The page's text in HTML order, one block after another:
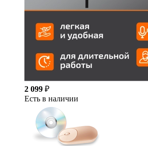
2 099 ₽
Есть в наличии